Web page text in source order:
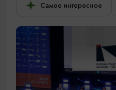
Самое интересное